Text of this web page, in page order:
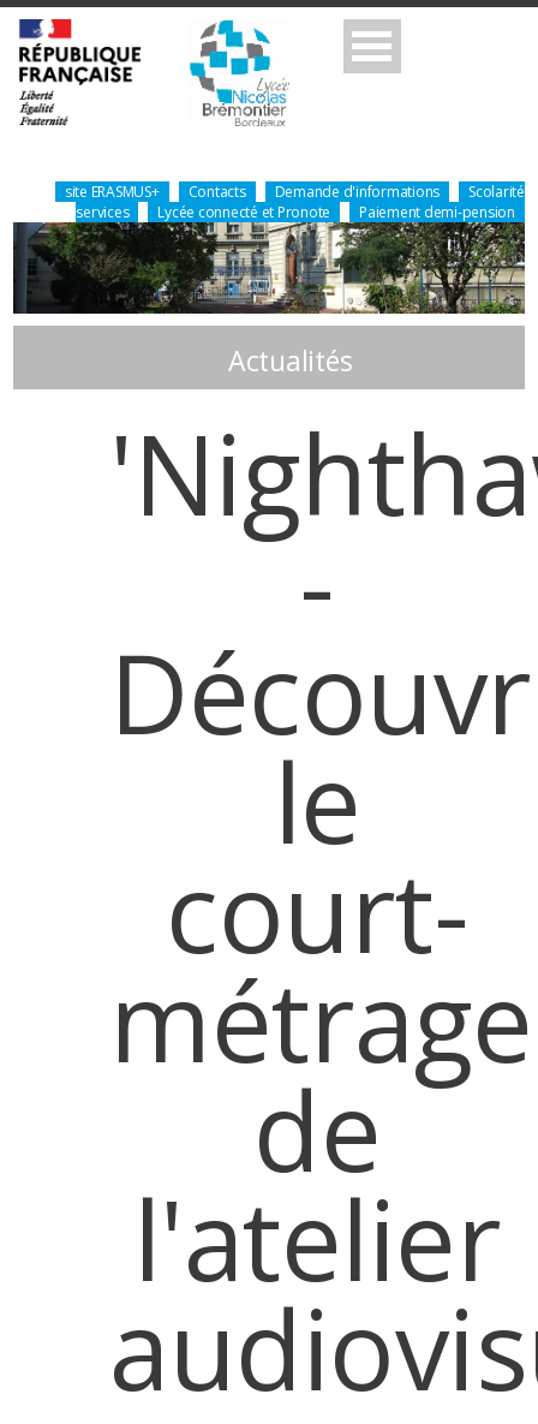
site ERASMUS+ Contacts Demande d'informations
Scolarité
services
Lycée connecté et Pronote Paiement demi-pension
Actualités
-
le
court-
métrage
de
l'atelier